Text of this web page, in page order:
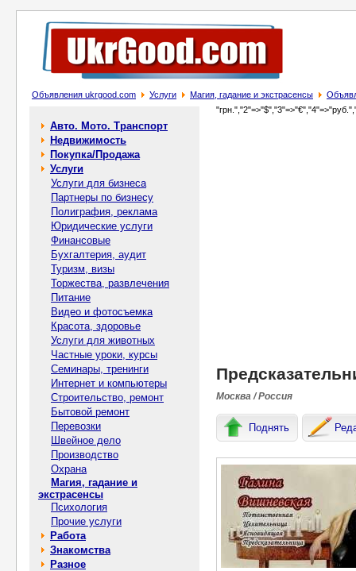
Объявления ukrgood.com Услуги Магия, гадание и экстрасенсы
Авто. Мото. Транспорт
Недвижимость
Покупка/Продажа
Услуги
Услуги для бизнеса
Партнеры по бизнесу
Полиграфия, реклама
Юридические услуги
Финансовые
Бухгалтерия, аудит
Туризм, визы
Торжества, развлечения
Питание
Видео и фотосъемка
Красота, здоровье
Услуги для животных
Частные уроки, курсы
Семинары, тренинги
Интернет и компьютеры
Строительство, ремонт
Бытовой ремонт
Перевозки
Швейное дело
Производство
Охрана
Магия, гадание и
экстрасенсы
Психология
Прочие услуги
Работа
Знакомства
Разное
Москва / Россия
Поднять